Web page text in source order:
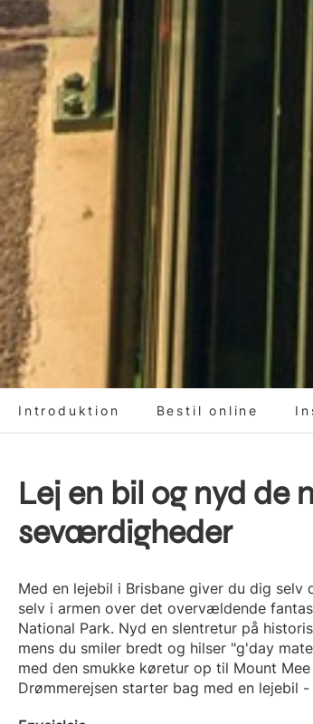
Introduktion Bestil online
Lej en bil og nyd de
seværdigheder
Med en lejebil i Brisbane giver du dig
selv i armen over det overvældende
National Park. Nyd en slentretur på
mens du smiler bredt og hilser "g'day
med den smukke køretur op til Mount
Drømmerejsen starter bag med en lejebil